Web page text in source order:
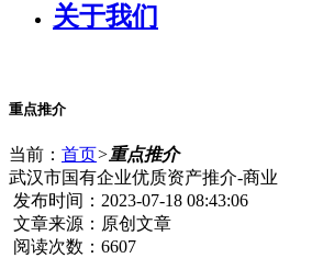
关于我们
重点推介
当前： 首页>重点推介
武汉市国有企业优质资产推介-商业
发布时间：2023-07-18 08:43:06
文章来源：原创文章
阅读次数：6607